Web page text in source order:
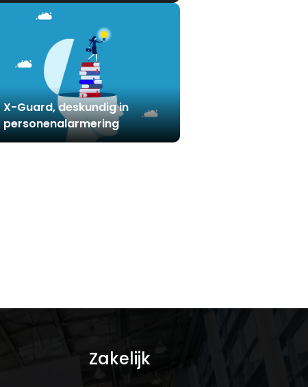
X-Guard, deskundig in
personenalarmering
Zakelijk